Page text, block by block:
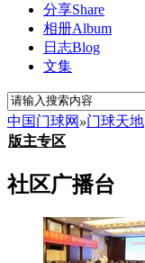
分享Share
相册Album
日志Blog
文集
中国门球网 »门球天地
版主专区
社区广播台